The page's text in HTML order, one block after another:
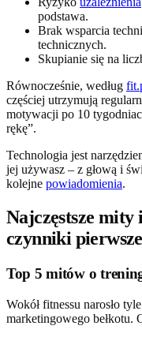
podstawa.
Brak wsparcia
technicznych.
Skupianie się na
Równocześnie, według
częściej utrzymują
motywacji po 10
rękę”.
Technologia jest
jej używasz – z głową i
kolejne powiadomienia.
Najczęstsze mity
czynniki pierwsze
Top 5 mitów o
Wokół fitnessu narosło
marketingowego bełkotu.